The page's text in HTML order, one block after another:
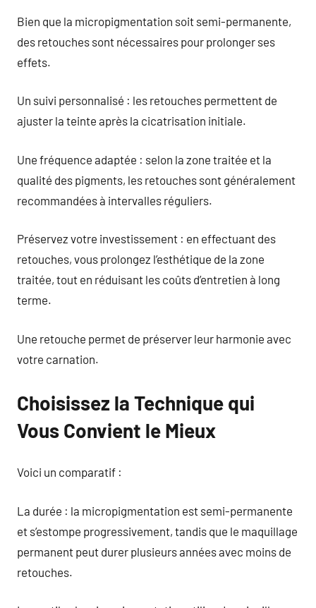
Bien que la micropigmentation soit semi-permanente,
des retouches sont nécessaires pour prolonger ses
effets.
Un suivi personnalisé : les retouches permettent de
ajuster la teinte après la cicatrisation initiale.
Une fréquence adaptée : selon la zone traitée et la
qualité des pigments, les retouches sont généralement
recommandées à intervalles réguliers.
Préservez votre investissement : en effectuant des
retouches, vous prolongez l’esthétique de la zone
traitée, tout en réduisant les coûts d’entretien à long
terme.
Une retouche permet de préserver leur harmonie avec
votre carnation.
Choisissez la Technique qui
Vous Convient le Mieux
Voici un comparatif :
La durée : la micropigmentation est semi-permanente
et s’estompe progressivement, tandis que le maquillage
permanent peut durer plusieurs années avec moins de
retouches.